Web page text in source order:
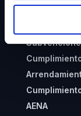
AENA